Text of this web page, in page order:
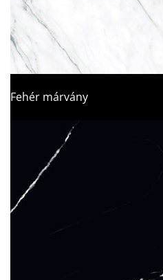
Fehér márvány